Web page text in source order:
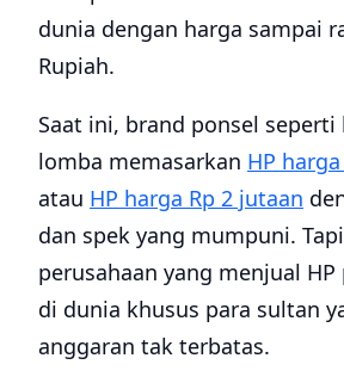
dunia dengan harga sampai
Rupiah.
Saat ini, brand ponsel seperti
lomba memasarkan HP
atau HP harga Rp 2 jutaan
dan spek yang mumpuni.
perusahaan yang menjual
di dunia khusus para sultan
anggaran tak terbatas.